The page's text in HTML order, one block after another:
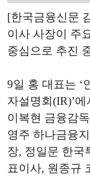
[한국금융신문
이사 사장이 주
중심으로 추진
9일 홍 대표는 ‘
자설명회(IR)’
이복현 금융감
영주 하나금융
장, 정일문 한국
표이사, 원종규